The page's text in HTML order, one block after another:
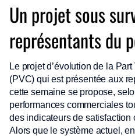
Un projet sous
représentants du
Le projet d’évolution de la
(PVC) qui est présentée aux
cette semaine se propose,
performances commerciales
des indicateurs de satisfaction
Alors que le système actuel,